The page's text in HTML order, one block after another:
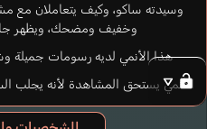
وسيدته ساكو، وكيف يتعاملان مع
وخفيف ومضحك، ويظهر
هذا الأنمي لديه رسومات جميلة
الأنمي يستحق المشاهدة لأنه يجلب